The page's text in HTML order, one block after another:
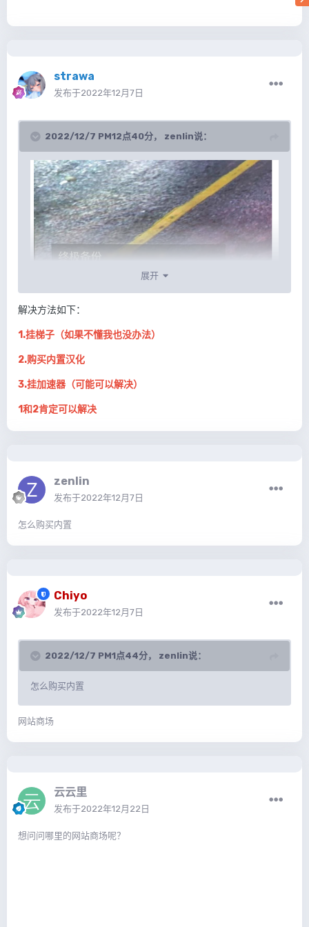
strawa
发布于2022年12月7日
2022/12/7 PM12点40分， zenlin说：
展开
解决方法如下：
1.挂梯子（如果不懂我也没办法）
2.购买内置汉化
3.挂加速器（可能可以解决）
1和2肯定可以解决
zenlin
发布于2022年12月7日
怎么购买内置
Chiyo
发布于2022年12月7日
2022/12/7 PM1点44分， zenlin说：
怎么购买内置
网站商场
云云里
发布于2022年12月22日
想问问哪里的网站商场呢？